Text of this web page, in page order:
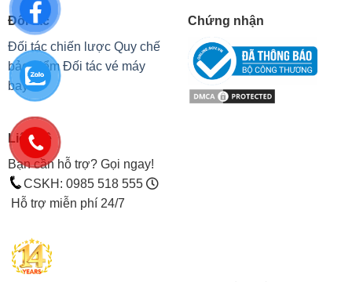
Đối tác
Đối tác chiến lược Quy chế
bảo hiểm Đối tác vé máy
bay
Chứng nhận
Liên hệ
Bạn cần hỗ trợ? Gọi ngay!
CSKH: 0985 518 555
Hỗ trợ miễn phí 24/7